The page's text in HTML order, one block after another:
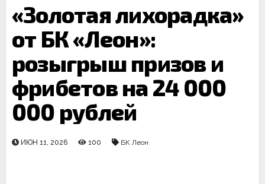
«Золотая лихорадка»
от БК «Леон»:
розыгрыш призов и
фрибетов на 24 000
000 рублей
ИЮН 11, 2026 100 БК Леон